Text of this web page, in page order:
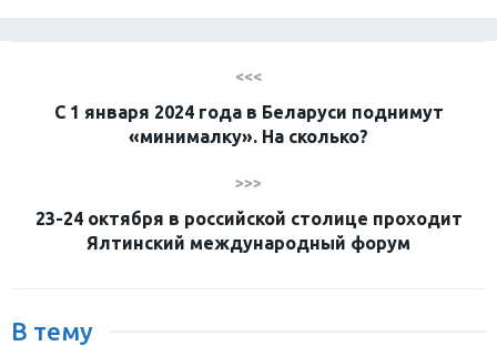
<<<
С 1 января 2024 года в Беларуси поднимут
«минималку». На сколько?
>>>
23-24 октября в российской столице проходит
Ялтинский международный форум
В тему